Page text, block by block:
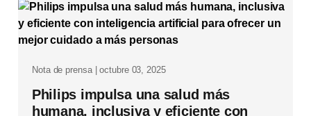
Nota de prensa | octubre 03, 2025
Philips impulsa una salud más
humana, inclusiva y eficiente con